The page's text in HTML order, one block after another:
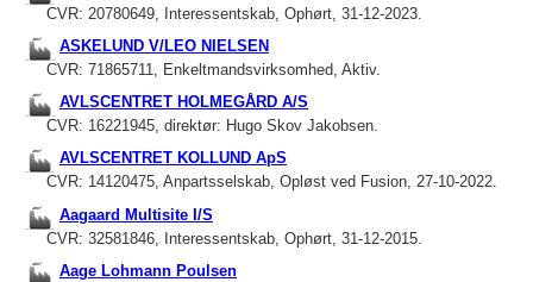
CVR: 20780649, Interessentskab, Ophørt, 31-12-2023.
ASKELUND V/LEO NIELSEN
CVR: 71865711, Enkeltmandsvirksomhed, Aktiv.
AVLSCENTRET HOLMEGÅRD A/S
CVR: 16221945, direktør: Hugo Skov Jakobsen.
AVLSCENTRET KOLLUND ApS
CVR: 14120475, Anpartsselskab, Opløst ved Fusion, 27-10-2022.
Aagaard Multisite I/S
CVR: 32581846, Interessentskab, Ophørt, 31-12-2015.
Aage Lohmann Poulsen